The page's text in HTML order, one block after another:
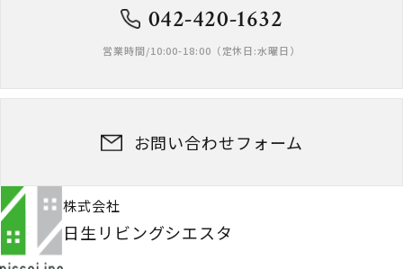
042-420-1632
営業時間/10:00-18:00（定休日:水曜日）
お問い合わせフォーム
株式会社
日生リビングシエスタ